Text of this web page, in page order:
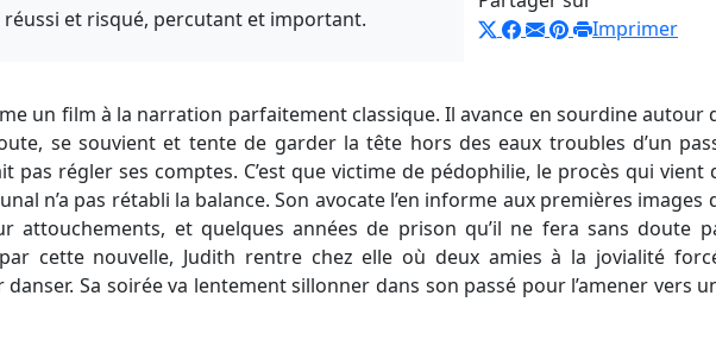
et risqué, percutant et important.
Imprimer
un film à la narration parfaitement classique. Il avance en sourdine autour
se souvient et tente de garder la tête hors des eaux troubles d’un
pas régler ses comptes. C’est que victime de pédophilie, le procès qui vient
n’a pas rétabli la balance. Son avocate l’en informe aux premières images
attouchements, et quelques années de prison qu’il ne fera sans doute
cette nouvelle, Judith rentre chez elle où deux amies à la jovialité
danser. Sa soirée va lentement sillonner dans son passé pour l’amener vers